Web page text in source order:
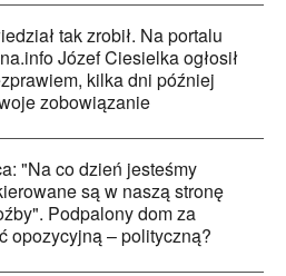
tak zrobił. Na portalu
Józef Ciesielka ogłosił
kilka dni później
zobowiązanie
"Na co dzień jesteśmy
są w naszą stronę
Podpalony dom za
opozycyjną – polityczną?